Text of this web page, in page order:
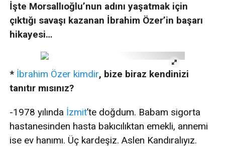
İşte Morsallıoğlu’nun adını yaşatmak için
çıktığı savaşı kazanan İbrahim Özer’in başarı
hikayesi…
* İbrahim Özer kimdir, bize biraz kendinizi
tanıtır mısınız?
-1978 yılında İzmit’te doğdum. Babam sigorta
hastanesinden hasta bakıcılıktan emekli, annemi
ise ev hanımı. Üç kardeşiz. Aslen Kandıralıyız.